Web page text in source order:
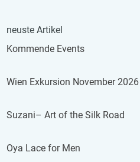
neus­te Ar­ti­kel
Kom­men­de Events
Wien Ex­kur­si­on No­vem­ber 2026
Su­za­ni– Art of the Silk Road
Oya Lace for Men